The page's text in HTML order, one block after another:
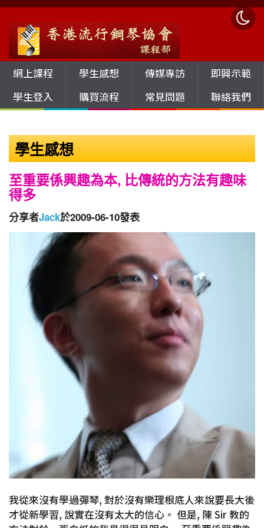
網上課程 學生感想 傳媒專訪
即興示範
學生登入
購買流程 常見問題 聯絡我們
學生感想
至重要係興趣為本, 比傳統的方法有趣味
得多
分享者Jack於2009-06-10發表
我從來沒有學過彈琴, 對於沒有樂理根底人來說要長大後
才從新學習, 說實在沒有太大的信心。 但是, 陳 Sir 教的